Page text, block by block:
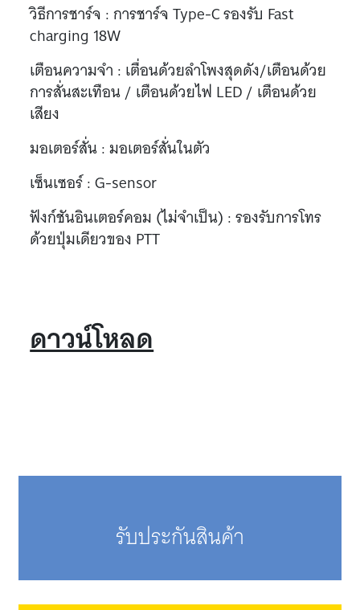
วิธีการชาร์จ : การชาร์จ Type-C รองรับ Fast
charging 18W
เตือนความจำ : เตื่อนด้วยลำโพงสุดดัง/เตือนด้วย
การสั่นสะเทือน / เตือนด้วยไฟ LED / เตือนด้วย
เสียง
มอเตอร์สั่น : มอเตอร์สั่นในตัว
เซ็นเซอร์ : G-sensor
ฟังก์ชันอินเตอร์คอม (ไม่จำเป็น) : รองรับการโทร
ด้วยปุ่มเดียวของ PTT
ดาวน์โหลด
รับประกันสินค้า